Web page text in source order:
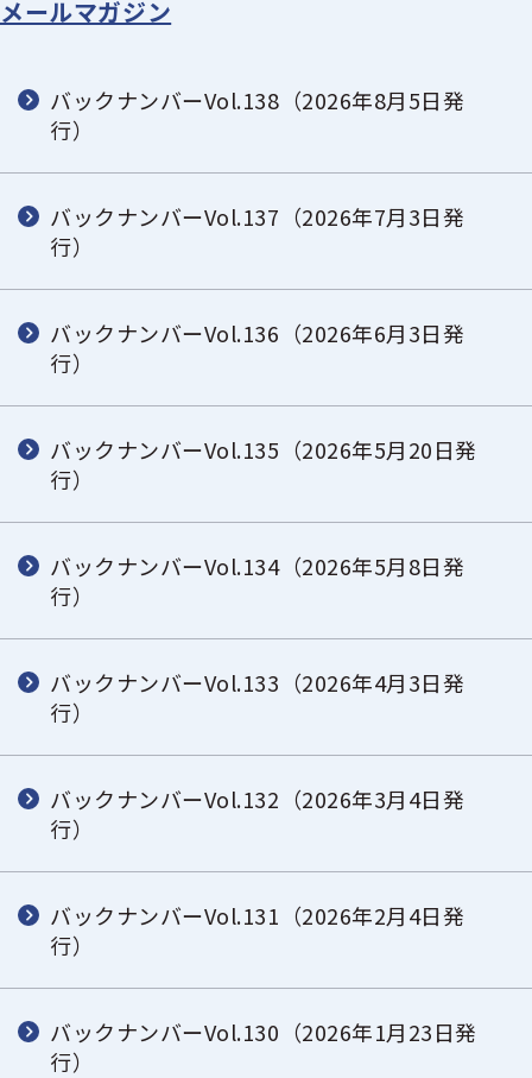
メールマガジン
バックナンバーVol.138（2026年8月5日発
行）
バックナンバーVol.137（2026年7月3日発
行）
バックナンバーVol.136（2026年6月3日発
行）
バックナンバーVol.135（2026年5月20日発
行）
バックナンバーVol.134（2026年5月8日発
行）
バックナンバーVol.133（2026年4月3日発
行）
バックナンバーVol.132（2026年3月4日発
行）
バックナンバーVol.131（2026年2月4日発
行）
バックナンバーVol.130（2026年1月23日発
行）